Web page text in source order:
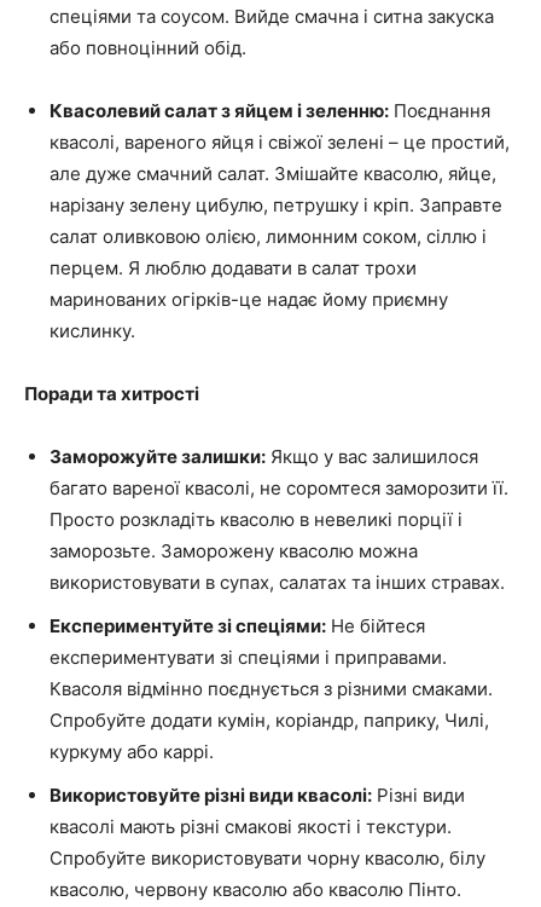
спеціями та соусом. Вийде смачна і ситна закуска
або повноцінний обід.
Квасолевий салат з яйцем і зеленню: Поєднання
квасолі, вареного яйця і свіжої зелені – це простий,
але дуже смачний салат. Змішайте квасолю, яйце,
нарізану зелену цибулю, петрушку і кріп. Заправте
салат оливковою олією, лимонним соком, сіллю і
перцем. Я люблю додавати в салат трохи
маринованих огірків-це надає йому приємну
кислинку.
Поради та хитрості
Заморожуйте залишки: Якщо у вас залишилося
багато вареної квасолі, не соромтеся заморозити її.
Просто розкладіть квасолю в невеликі порції і
заморозьте. Заморожену квасолю можна
використовувати в супах, салатах та інших стравах.
Експериментуйте зі спеціями: Не бійтеся
експериментувати зі спеціями і приправами.
Квасоля відмінно поєднується з різними смаками.
Спробуйте додати кумін, коріандр, паприку, Чилі,
куркуму або каррі.
Використовуйте різні види квасолі: Різні види
квасолі мають різні смакові якості і текстури.
Спробуйте використовувати чорну квасолю, білу
квасолю, червону квасолю або квасолю Пінто.